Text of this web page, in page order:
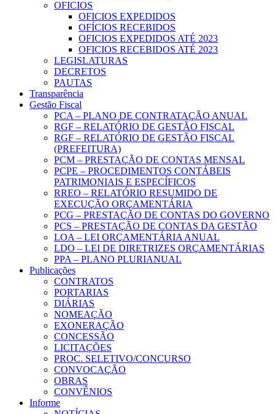
OFICIOS
OFICIOS EXPEDIDOS
OFÍCIOS RECEBIDOS
OFICIOS EXPEDIDOS ATÉ 2023
OFICIOS RECEBIDOS ATÉ 2023
LEGISLATURAS
DECRETOS
PAUTAS
Transparência
Gestão Fiscal
PCA – PLANO DE CONTRATAÇÃO ANUAL
RGF – RELATÓRIO DE GESTÃO FISCAL
RGF – RELATÓRIO DE GESTÃO FISCAL
(PREFEITURA)
PCM – PRESTAÇÃO DE CONTAS MENSAL
PCPE – PROCEDIMENTOS CONTÁBEIS
PATRIMONIAIS E ESPECÍFICOS
RREO – RELATÓRIO RESUMIDO DE
EXECUÇÃO ORÇAMENTÁRIA
PCG – PRESTAÇÃO DE CONTAS DO GOVERNO
PCS – PRESTAÇÃO DE CONTAS DA GESTÃO
LOA – LEI ORÇAMENTÁRIA ANUAL
LDO – LEI DE DIRETRIZES ORÇAMENTÁRIAS
PPA – PLANO PLURIANUAL
Publicações
CONTRATOS
PORTARIAS
DIÁRIAS
NOMEAÇÃO
EXONERAÇÃO
CONCESSÃO
LICITAÇÕES
PROC. SELETIVO/CONCURSO
CONVOCAÇÃO
OBRAS
CONVÊNIOS
Informe